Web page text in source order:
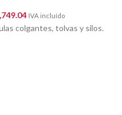
IVA incluído
colgantes, tolvas y silos.